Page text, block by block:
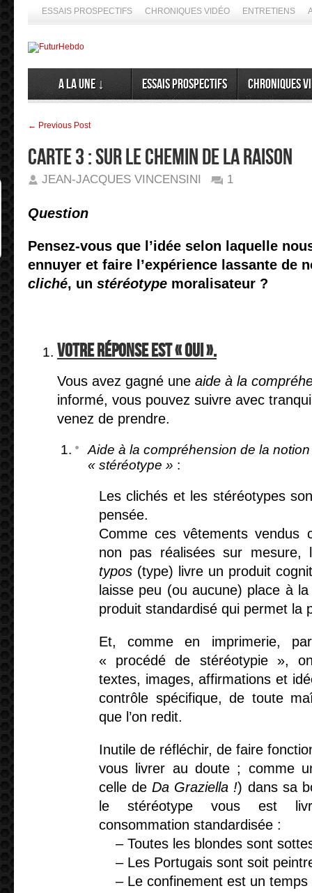
ESSAIS PROSPECTIFS CHRONIQUES VIDÉO ENTRETIENS
A la Une ↓ Essais prospectifs Chroniques
← Previous Post
CARTE 3 : Sur le chemin de la raison
JEAN-JACQUES VINCENSINI 1
Question
Pensez-vous que l’idée selon laquelle
ennuyer et faire l’expérience lassante de
cliché, un stéréotype moralisateur ?
Votre réponse est « oui ».
Vous avez gagné une aide à la
informé, vous pouvez suivre avec
venez de prendre.
Aide à la compréhension de la
« stéréotype » :
Les clichés et les stéréotypes
pensée.
Comme ces vêtements vendus
non pas réaliséessur mesure,
typos (type) livre un produit
laisse peu (ou aucune) place à
produit standardisé qui permet la
Et, comme en imprimerie,
« procédé de stéréotypie», on
textes, images, affirmations et
contrôle spécifique, de toute
que l’on redit.
Inutile de réfléchir, de faire
vous livrer au doute ; comme
celle deDa Graziella !) dans sa
le stéréotype vous est
consommation standardisée :
– Toutes les blondes sont
– Les Portugais sont soit
– Le confinement est un temps
➦ Si le futur demeure imprédictible, nous